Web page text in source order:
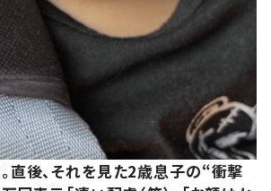
直後、それを見た2歳息子の“衝撃